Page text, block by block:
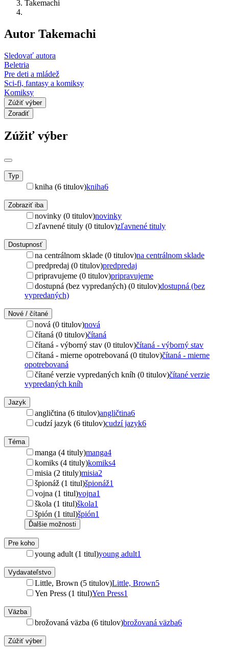
Takemachi
Autor Takemachi
Sledovať autora
Beletria
Pre deti a mládež
Sci-fi, fantasy a komiksy
Komiksy
Zúžiť výber
Zoradiť
Zúžiť výber
Typ
kniha (6 titulov)kniha6
Zobraziť iba
novinky (0 titulov)novinky
zľavnené tituly (0 titulov)zľavnené tituly
Dostupnosť
na centrálnom sklade (0 titulov)na centrálnom sklade
predpredaj (0 titulov)predpredaj
pripravujeme (0 titulov)pripravujeme
dostupná (bez vypredaných) (0 titulov)dostupná (bez
vypredaných)
Nové / čítané
nová (0 titulov)nová
čítaná (0 titulov)čítaná
čítaná - výborný stav (0 titulov)čítaná - výborný stav
čítaná - mierne opotrebovaná (0 titulov)čítaná - mierne
opotrebovaná
čítané verzie vypredaných kníh (0 titulov)čítané verzie
vypredaných kníh
Jazyk
angličtina (6 titulov)angličtina6
cudzí jazyk (6 titulov)cudzí jazyk6
Téma
manga (4 tituly)manga4
komiks (4 tituly)komiks4
misia (2 tituly)misia2
špionáž (1 titul)špionáž1
vojna (1 titul)vojna1
škola (1 titul)škola1
špión (1 titul)špión1
Ďalšie možnosti
Pre koho
young adult (1 titul)young adult1
Vydavateľstvo
Little, Brown (5 titulov)Little, Brown5
Yen Press (1 titul)Yen Press1
Väzba
brožovaná väzba (6 titulov)brožovaná väzba6
Zúžiť výber